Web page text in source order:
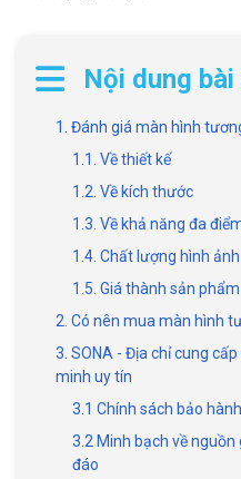
Nội dung
1. Đánh giá màn hình
1.1. Về thiết kế
1.2. Về kích thước
1.3. Về khả năng đa
1.4. Chất lượng hình ảnh
1.5. Giá thành sản phẩm
2. Có nên mua màn hình
3. SONA - Địa chỉ cung
minh uy tín
3.1 Chính sách bảo
3.2 Minh bạch về
đáo